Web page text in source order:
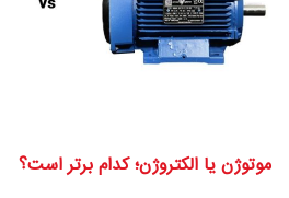
موتوژن یا الکتروژن؛ کدام برتر است؟